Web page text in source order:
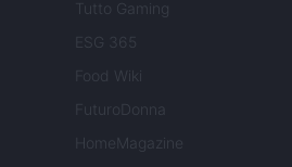
Tutto Gaming
ESG 365
Food Wiki
FuturoDonna
HomeMagazine